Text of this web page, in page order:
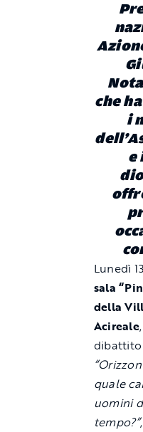
che
i
e
Lunedì
sala
della
Acireale
quale
uomini
tempo?”